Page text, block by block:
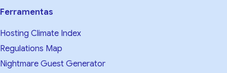
Ferramentas
Hosting Climate Index
Regulations Map
Nightmare Guest Generator